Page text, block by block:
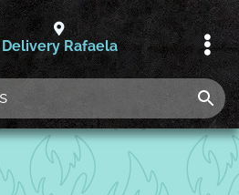
Delivery Rafaela